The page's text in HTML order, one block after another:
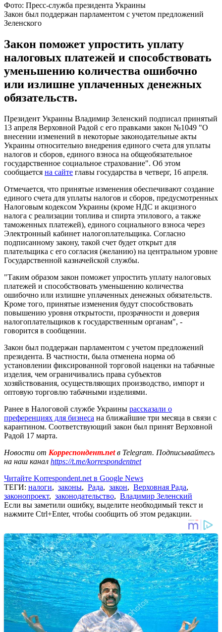
Фото: Пресс-служба президента Украины
Закон был поддержан парламентом с учетом предложений
Зеленского
Закон поможет упростить уплату
налоговых платежей и способствовать
уменьшению количества ошибочно
или излишне уплаченных денежных
обязательств.
Президент Украины Владимир Зеленский подписал принятый
13 апреля Верховной Радой с его правками закон №1049 "О
внесении изменений в некоторые законодательные акты
Украины относительно внедрения единого счета для уплаты
налогов и сборов, единого взноса на общеобязательное
государственное социальное страхование". Об этом
сообщается на сайте главы государства в четверг, 16 апреля.
Отмечается, что принятые изменения обеспечивают создание
единого счета для уплаты налогов и сборов, предусмотренных
Налоговым кодексом Украины (кроме НДС и акцизного
налога с реализации топлива и спирта этилового, а также
таможенных платежей), единого социального взноса через
Электронный кабинет налогоплательщика. Согласно
подписанному закону, такой счет будет открыт для
плательщика с его согласия (желанию) на центральном уровне
Государственной казначейской службы.
"Таким образом закон поможет упростить уплату налоговых
платежей и способствовать уменьшению количества
ошибочно или излишне уплаченных денежных обязательств.
Кроме того, принятые изменения будут способствовать
повышению уровня открытости, прозрачности и доверия
налогоплательщиков к государственным органам", -
говорится в сообщении.
Закон был поддержан парламентом с учетом предложений
президента. В частности, была отменена норма об
установлении фиксированной торговой наценки на табачные
изделия, чем ограничивались права субъектов
хозяйствования, осуществляющих производство, импорт и
оптовую торговлю табачными изделиями.
Ранее в Налоговой службе Украины рассказали о
преференциях для бизнеса на ближайшие три месяца в связи с
карантином. Соответствующий закон был принят Верховной
Радой 17 марта.
Новости от Корреспондент.netв Telegram. Подписывайтесь
на наш канал https://t.me/korrespondentnet
Читайте Korrespondent.net в Google News
ТЕГИ: налоги, законы, Рада, закон, Верховная Рада,
законопроект, законодательство, Владимир Зеленский
Если вы заметили ошибку, выделите необходимый текст и
нажмите Ctrl+Enter, чтобы сообщить об этом редакции.